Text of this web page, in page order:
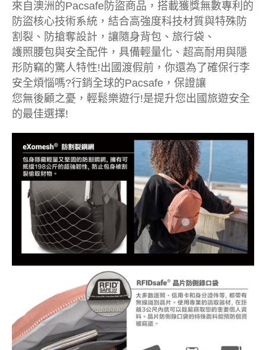
來自澳洲的Pacsafe防盜商品，搭載獲獎無數專利的
防盜核心技術系統，結合高強度科技材質與特殊防
割裂、防搶奪設計，讓隨身背包、旅行袋、
護照腰包與安全配件，具備輕量化、超高耐用與隱
形防竊的驚人特性!出國渡假前，你還為了確保行李
安全煩惱嗎?行銷全球的Pacsafe，保證讓
您無後顧之憂，輕鬆樂遊行!是提升您出國旅遊安全
的最佳選擇!